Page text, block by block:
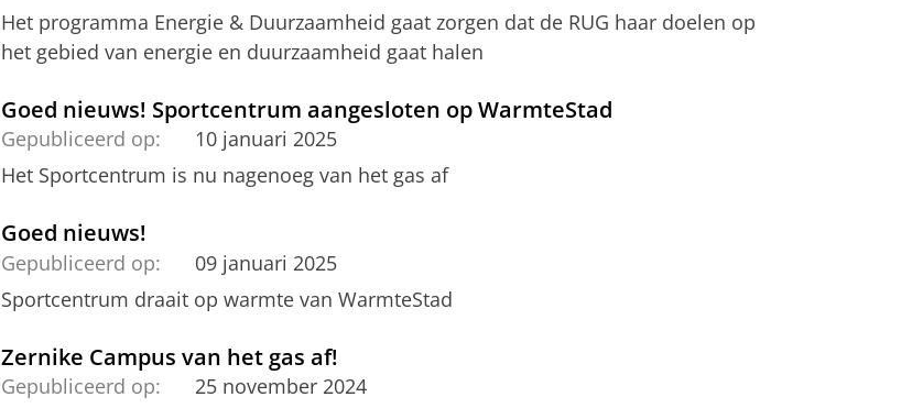
Het programma Energie & Duurzaamheid gaat zorgen dat de RUG haar doelen op
het gebied van energie en duurzaamheid gaat halen
Goed nieuws! Sportcentrum aangesloten op WarmteStad
Gepubliceerd op:
10 januari 2025
Het Sportcentrum is nu nagenoeg van het gas af
Goed nieuws!
Gepubliceerd op:
09 januari 2025
Sportcentrum draait op warmte van WarmteStad
Zernike Campus van het gas af!
Gepubliceerd op:
25 november 2024